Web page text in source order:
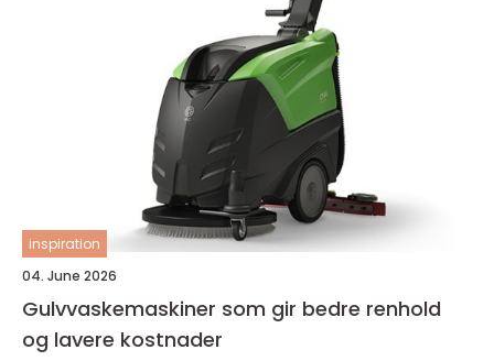
inspiration
04. June 2026
Gulvvaskemaskiner som gir bedre renhold
og lavere kostnader